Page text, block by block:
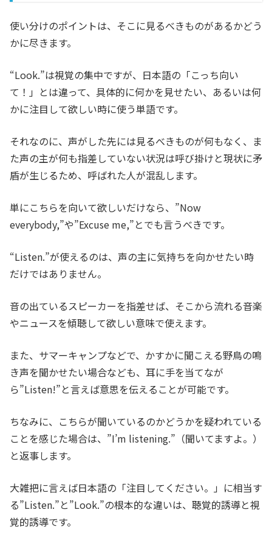
使い分けのポイントは、そこに見るべきものがあるかどう
かに尽きます。
“Look.”は視覚の集中ですが、日本語の「こっち向い
て！」とは違って、具体的に何かを見せたい、あるいは何
かに注目して欲しい時に使う単語です。
それなのに、声がした先には見るべきものが何もなく、ま
た声の主が何も指差していない状況は呼び掛けと現状に矛
盾が生じるため、呼ばれた人が混乱します。
単にこちらを向いて欲しいだけなら、”Now
everybody,”や”Excuse me,”とでも言うべきです。
“Listen.”が使えるのは、声の主に気持ちを向かせたい時
だけではありません。
音の出ているスピーカーを指差せば、そこから流れる音楽
やニュースを傾聴して欲しい意味で使えます。
また、サマーキャンプなどで、かすかに聞こえる野鳥の鳴
き声を聞かせたい場合なども、耳に手を当てなが
ら”Listen!”と言えば意思を伝えることが可能です。
ちなみに、こちらが聞いているのかどうかを疑われている
ことを感じた場合は、”I’m listening.”（聞いてますよ。）
と返事します。
大雑把に言えば日本語の「注目してください。」に相当す
る”Listen.”と”Look.”の根本的な違いは、聴覚的誘導と視
覚的誘導です。